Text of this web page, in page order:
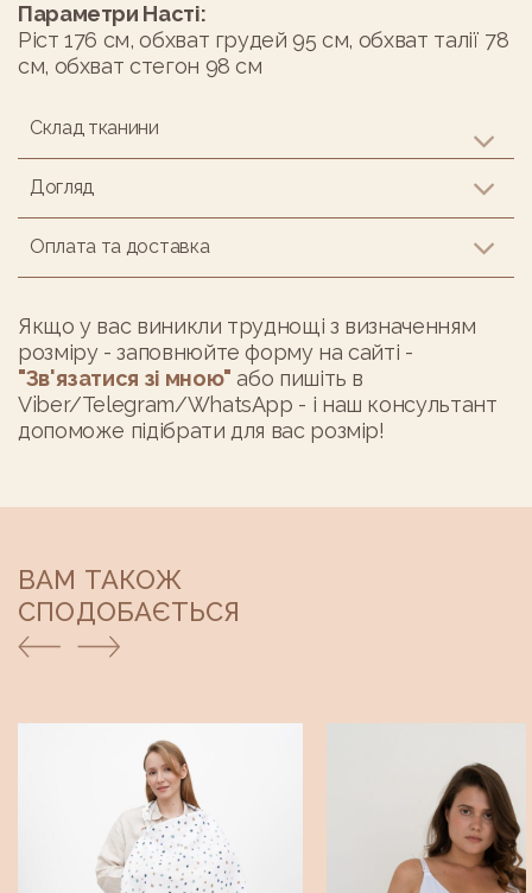
Параметри Насті:
Ріст 176 см, обхват грудей 95 см, обхват талії 78
см, обхват стегон 98 см
Склад тканини
Догляд
Оплата та доставка
Якщо у вас виникли труднощі з визначенням
розміру - заповнюйте форму на сайті -
"Зв'язатися зі мною" або пишіть в
Viber/Telegram/WhatsApp - і наш консультант
допоможе підібрати для вас розмір!
ВАМ ТАКОЖ
СПОДОБАЄТЬСЯ